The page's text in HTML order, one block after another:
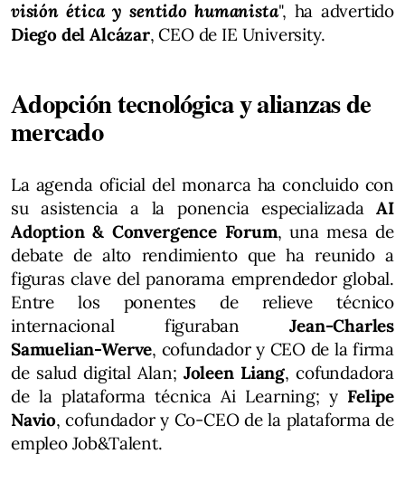
visión ética y sentido humanista", ha advertido
Diego del Alcázar, CEO de IE University.
Adopción tecnológica y alianzas de
mercado
La agenda oficial del monarca ha concluido con
su asistencia a la ponencia especializadaAI
Adoption & Convergence Forum, una mesa de
debate de alto rendimiento que ha reunido a
figuras clave del panorama emprendedor global.
Entre los ponentes de relieve técnico
internacional figuraban Jean-Charles
Samuelian-Werve, cofundador y CEO de la firma
de salud digital Alan; Joleen Liang, cofundadora
de la plataforma técnica Ai Learning; y Felipe
Navio, cofundador y Co-CEO de la plataforma de
empleo Job&Talent.